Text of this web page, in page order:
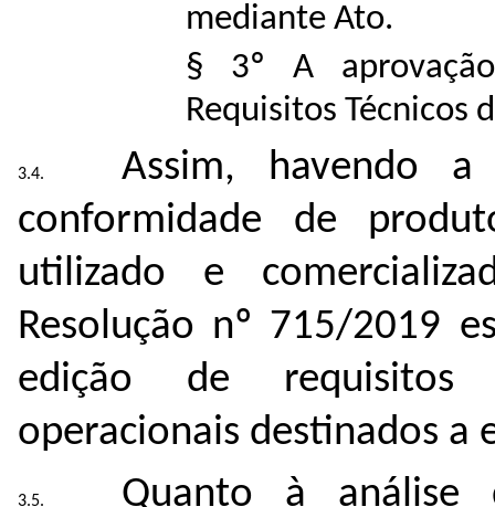
mediante Ato.
§ 3º A
Requisitos Técnicos
Assim, havendo
conformidade de
utilizado e
Resolução nº 715/2019
edição de requisitos
operacionais destinados a
Quanto à análise